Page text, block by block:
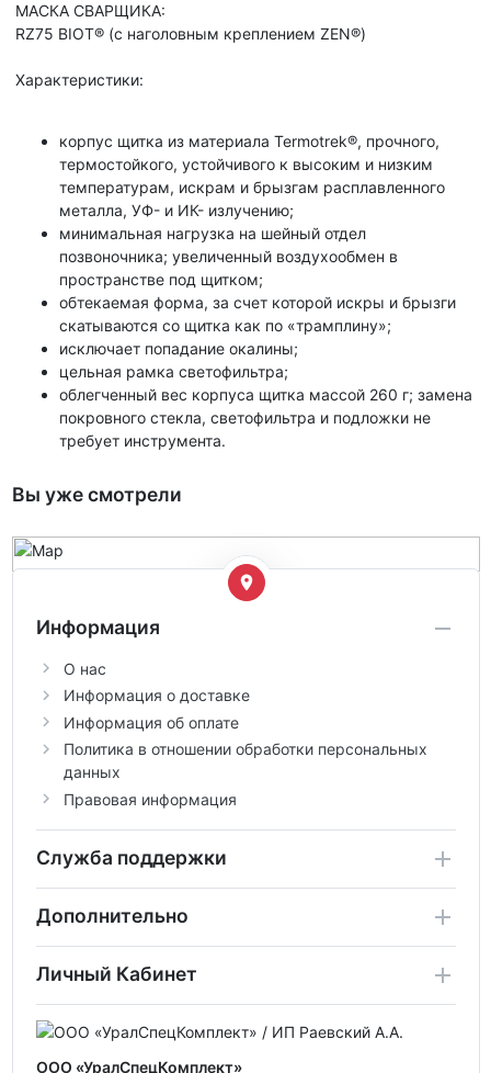
МАСКА СВАРЩИКА:
RZ75 BIOT® (c наголовным креплением ZEN®)
Характеристики:
корпус щитка из материала Termotrek®, прочного,
термостойкого, устойчивого к высоким и низким
температурам, искрам и брызгам расплавленного
металла, УФ- и ИК- излучению;
минимальная нагрузка на шейный отдел
позвоночника; увеличенный воздухообмен в
пространстве под щитком;
обтекаемая форма, за счет которой искры и брызги
скатываются со щитка как по «трамплину»;
исключает попадание окалины;
цельная рамка светофильтра;
облегченный вес корпуса щитка массой 260 г; замена
покровного стекла, светофильтра и подложки не
требует инструмента.
Вы уже смотрели
Информация
О нас
Информация о доставке
Информация об оплате
Политика в отношении обработки персональных
данных
Правовая информация
Служба поддержки
Дополнительно
Личный Кабинет
ООО «УралСпецКомплект»